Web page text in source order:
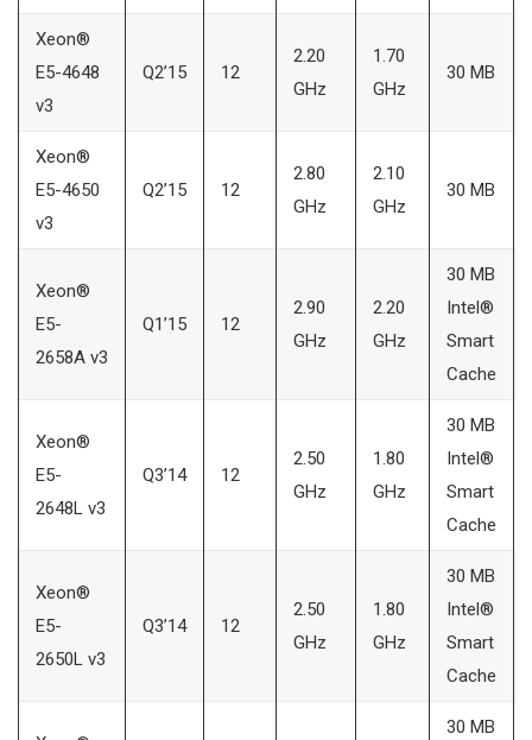
Xeon®
E5-4648
v3
Q2’15 12
2.20
GHz
1.70
GHz
30 MB
Xeon®
E5-4650
v3
Q2’15 12
2.80
GHz
2.10
GHz
30 MB
Xeon®
E5-
2658A v3
Q1’15 12
2.90
GHz
2.20
GHz
30 MB
Intel®
Smart
Cache
Xeon®
E5-
2648L v3
Q3’14 12
2.50
GHz
1.80
GHz
30 MB
Intel®
Smart
Cache
Xeon®
E5-
2650L v3
Q3’14 12
2.50
GHz
1.80
GHz
30 MB
Intel®
Smart
Cache
30 MB